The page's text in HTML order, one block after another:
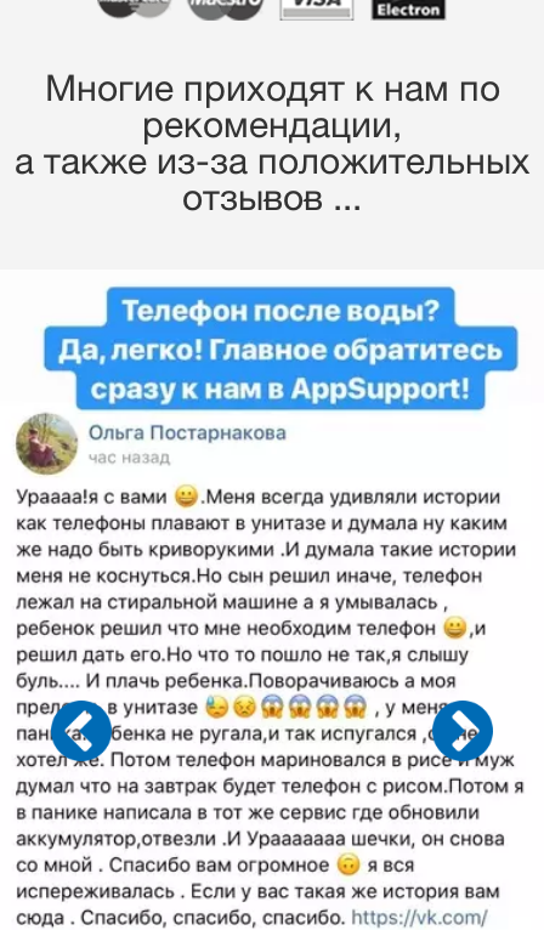
Многие приходят к нам по
рекомендации,
a также из-за положительных
отзывов ...